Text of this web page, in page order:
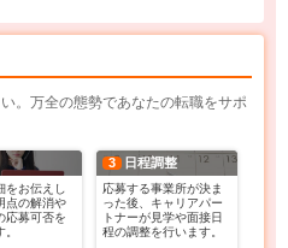
。万全の態勢であなたの転職をサポ
をお伝えし
点の解消や
応募可否を
3 日程調整
応募する事業所が決ま
った後、キャリアパー
トナーが見学や面接日
程の調整を行います。